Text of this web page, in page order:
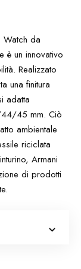
Watch da
un innovativo
Realizzato
una finitura
adatta
45 mm. Ciò
ambientale
riciclata
Armani
di prodotti